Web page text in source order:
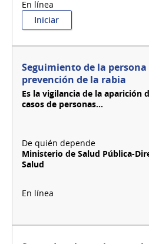
Iniciar:
Seguimiento
Seguimiento de la
prevención de la rabia
Es la vigilancia de la aparición
casos de personas...
Ministerio de Salud Pública-
Salud